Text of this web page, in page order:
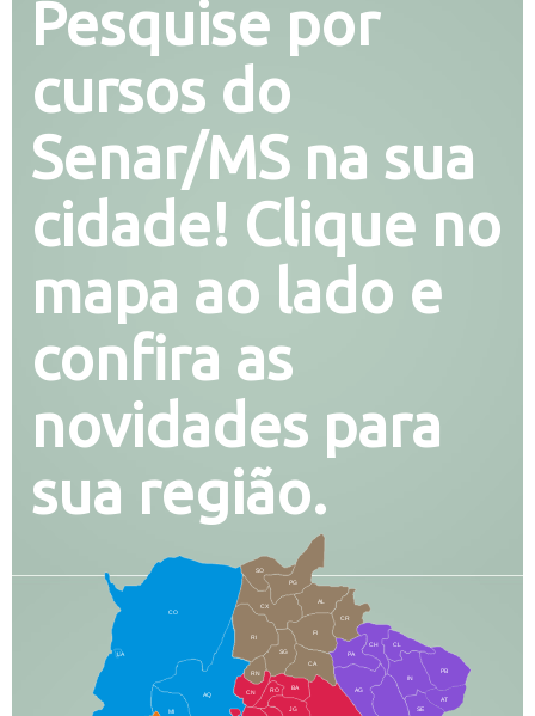
Pesquise por
cursos do
Senar/MS na sua
cidade! Clique no
mapa ao lado e
confira as
novidades para
sua região.
CO
AQ
MI
CX
RI
AL
CR
FI
SG
BA
CA
PA
CH CL
PB
SE
AG
RO
JG
IN
RN
CN
AT
PG
SO
LA